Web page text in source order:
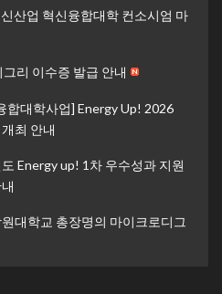
산업 혁신융합대학 컨소시엄 마
리 이수증 발급 안내
합대학사업] Energy Up! 2026
최 안내
Energy up! 1차 우수성과 지원
대학교 총장명의 마이크로디그